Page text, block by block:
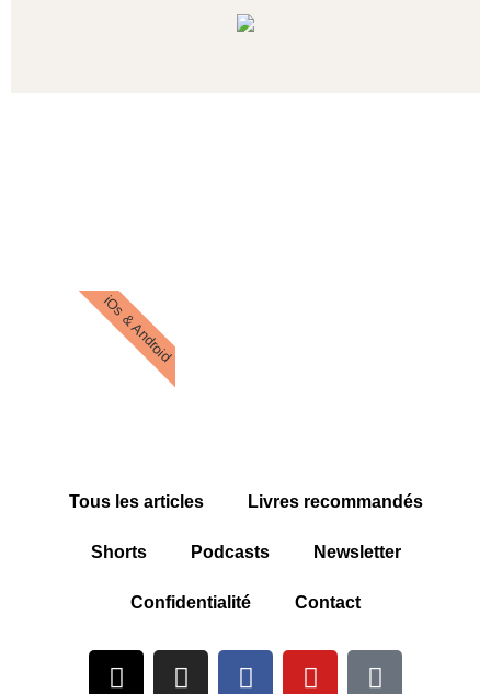
iOs & Android
Tous les articles Livres recommandés
Shorts Podcasts Newsletter
Confidentialité Contact